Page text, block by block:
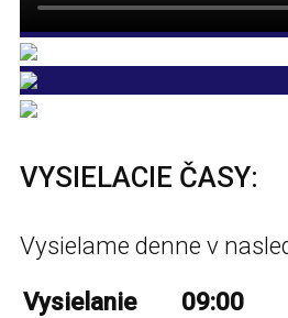
VYSIELACIE ČASY:
Vysielame denne v
Vysielanie
09:00